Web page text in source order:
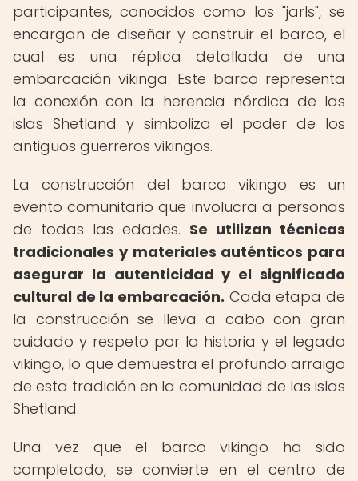
participantes, conocidos como los "jarls", se
encargan de diseñar y construir el barco, el
cual es una réplica detallada de una
embarcación vikinga. Este barco representa
la conexión con la herencia nórdica de las
islas Shetland y simboliza el poder de los
antiguos guerreros vikingos.
La construcción del barco vikingo es un
evento comunitario que involucra a personas
de todas las edades. Se utilizan técnicas
tradicionales y materiales auténticos para
asegurar la autenticidad y el significado
cultural de la embarcación. Cada etapa de
la construcción se lleva a cabo con gran
cuidado y respeto por la historia y el legado
vikingo, lo que demuestra el profundo arraigo
de esta tradición en la comunidad de las islas
Shetland.
Una vez que el barco vikingo ha sido
completado, se convierte en el centro de